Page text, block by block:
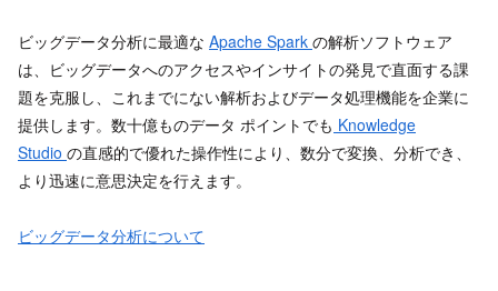
ビッグデータ分析に最適な Apache Spark の解析ソフトウェア
は、ビッグデータへのアクセスやインサイトの発見で直面する課
題を克服し、これまでにない解析およびデータ処理機能を企業に
提供します。数十億ものデータ ポイントでも Knowledge
Studio の直感的で優れた操作性により、数分で変換、分析でき、
より迅速に意思決定を行えます。
ビッグデータ分析について